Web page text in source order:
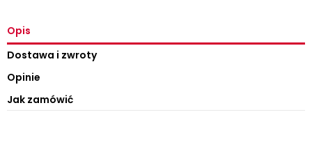
Opis
Dostawa i zwroty
Opinie
Jak zamówić